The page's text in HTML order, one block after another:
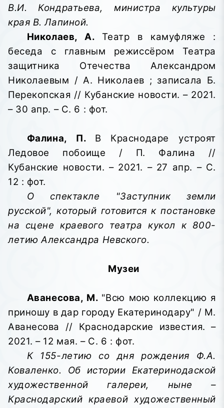
В.И. Кондратьева, министра культуры
края В. Лапиной.
Николаев, А. Театр в камуфляже :
беседа с главным режиссёром Театра
защитника Отечества Александром
Николаевым / А. Николаев ; записала Б.
Перекопская // Кубанские новости. – 2021.
– 30 апр. – С. 6 : фот.
Фалина, П. В
Краснодаре устроят
Ледовое побоище / П. Фалина //
Кубанские новости. – 2021. – 27 апр. – С.
12 : фот.
О спектакле "Заступник земли
русской", который готовится к постановке
на сцене краевого театра кукол к 800-
летию Александра Невского.
Музеи
Аванесова, М. "Всю мою коллекцию я
приношу в дар городу Екатеринодару" / М.
Аванесова // Краснодарские известия. –
2021. – 12 мая. – С. 6 : фот.
К 155-летию со дня рождения Ф.А.
Коваленко. Об истории Екатеринодаской
художественной галереи, ныне –
Краснодарский краевой художественный